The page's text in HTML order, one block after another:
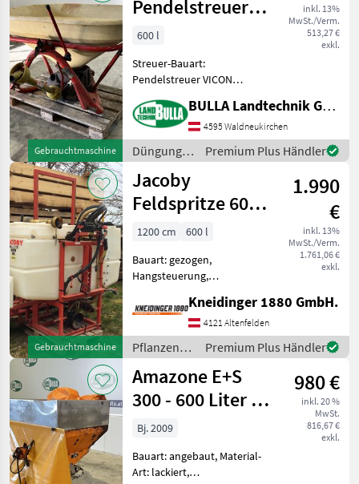
Gebrauchtmaschine
Pendelstreuer
600 Liter
inkl. 13%
MwSt./Verm.
513,27 €
exkl.
600 l
Streuer-Bauart:
Pendelstreuer VICON
Liter + 12 Meter
Arbeitsbreite + Gelenkwelle
Düngung und Beregnung
Mineraldüngerstreuer/Wiegestreue
BULLA Landtechnik GmbH
4595 Waldneukirchen
Düngung
und
Beregnung
/ Vicon
Premium Plus Händler
Gebrauchtmaschine
Jacoby
Feldspritze 600
Liter
1.990
€
inkl. 13%
MwSt./Verm.
1.761,06 €
exkl.
1200 cm
600 l
Bauart: gezogen,
Hangsteuerung,
klappbar, Hangausgleich
mechanisch, mech.
Teilbreitenschaltung,
hydraulische
Höhenverstellung,
reinwassertank, H
Kneidinger 1880 GmbH.
4121 Altenfelden
Pflanzenschutz
/ Jacoby
Premium Plus Händler
Amazone E+S
300 - 600 Liter -
hydraulischer
Schieber
980 €
inkl. 20 %
MwSt.
816,67 €
exkl.
Bj. 2009
Bauart: angebaut, Material-
Art: lackiert,